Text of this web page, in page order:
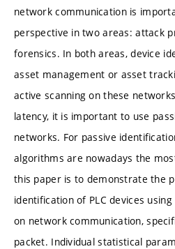
network communication is
perspective in two areas: attack
forensics. In both areas, device
asset management or asset
active scanning on these
latency, it is important to use
networks. For passive
algorithms are nowadays the
this paper is to demonstrate the
identification of PLC devices
on network communication,
packet. Individual statistical